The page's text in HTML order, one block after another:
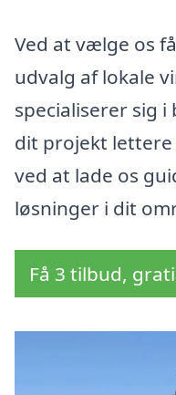
Ved at vælge os
udvalg af lokale
specialiserer sig
dit projekt
ved at lade os
løsninger i dit
Få 3 tilbud,